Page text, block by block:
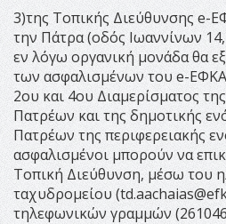
3)της Τοπικής Διεύθυνσης e-
την Πάτρα (οδός Ιωαννίνων
εν λόγω οργανική μονάδα θα
των ασφαλισμένων του e-
2ου και 4ου Διαμερίσματος
Πατρέων και της δημοτικής
Πατρέων της περιφερειακής
ασφαλισμένοι μπορούν να
Τοπική Διεύθυνση, μέσω του
ταχυδρομείου (
τηλεφωνικών γραμμών